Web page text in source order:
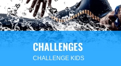
CHALLENGES
CHALLENGE KIDS